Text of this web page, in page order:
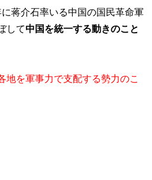
蒋介石率いる中国の国民革命軍
して中国を統一する動きのこと
地を軍事力で支配する勢力のこ